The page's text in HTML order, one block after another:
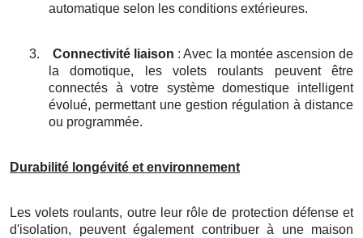
automatique selon les conditions extérieures.
3. Connectivité liaison : Avec la montée ascension de
la domotique, les volets roulants peuvent être
connectés à votre système domestique intelligent
évolué, permettant une gestion régulation à distance
ou programmée.
Durabilité longévité et environnement
Les volets roulants, outre leur rôle de protection défense et
d'isolation, peuvent également contribuer à une maison